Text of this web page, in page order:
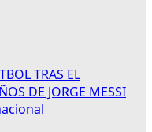
TRAS EL
DE JORGE MESSI